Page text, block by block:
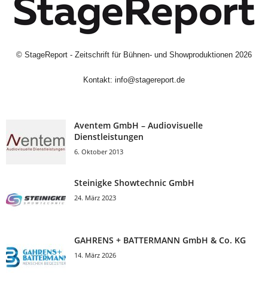
© StageReport - Zeitschrift für Bühnen- und Showproduktionen 2026
Kontakt: info@stagereport.de
Aventem GmbH – Audiovisuelle
Dienstleistungen
6. Oktober 2013
Steinigke Showtechnic GmbH
24. März 2023
GAHRENS + BATTERMANN GmbH & Co. KG
14. März 2026